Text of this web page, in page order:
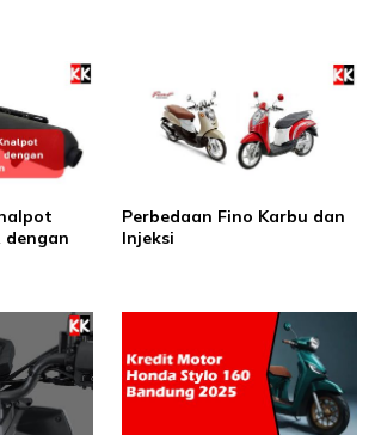
dengan
Perbedaan Fino Karbu dan
Injeksi